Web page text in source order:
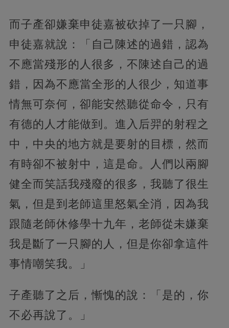
而子產卻嫌棄申徒嘉被砍掉了一只腳，
申徒嘉就說：「自己陳述的過錯，認為
不應當殘形的人很多，不陳述自己的過
錯，因為不應當全形的人很少，知道事
情無可奈何，卻能安然聽從命令，只有
有德的人才能做到。進入后羿的射程之
中，中央的地方就是要射的目標，然而
有時卻不被射中，這是命。人們以兩腳
健全而笑話我殘廢的很多，我聽了很生
氣，但是到老師這里怒氣全消，因為我
跟隨老師休修學十九年，老師從未嫌棄
我是斷了一只腳的人，但是你卻拿這件
事情嘲笑我。」
子產聽了之后，慚愧的說：「是的，你
不必再說了。」